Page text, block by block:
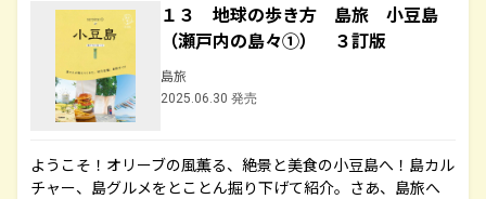
１３ 地球の歩き方 島旅 小豆島
（瀬戸内の島々①） ３訂版
島旅
2025.06.30 発売
ようこそ！オリーブの風薫る、絶景と美食の小豆島へ！島カル
チャー、島グルメをとことん掘り下げて紹介。さあ、島旅へ